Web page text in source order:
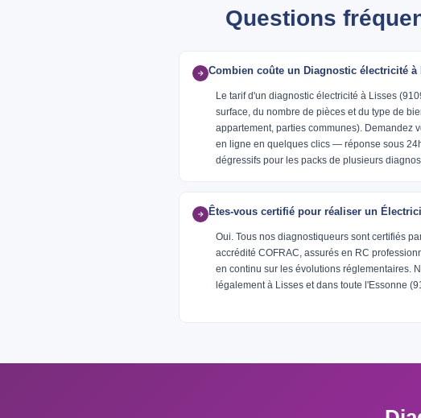
Questions
Combien coûte un Diagnostic électricité à
Le tarif d'un diagnostic électricité à Lisses
surface, du nombre de pièces et du type de
appartement, parties communes). Demandez
en ligne en quelques clics — réponse sous
dégressifs pour les packs de plusieurs
Êtes-vous certifié pour réaliser un
Oui. Tous nos diagnostiqueurs sont certifiés
accrédité COFRAC, assurés en RC
en continu sur les évolutions réglementaires.
légalement à Lisses et dans toute l'Essonne